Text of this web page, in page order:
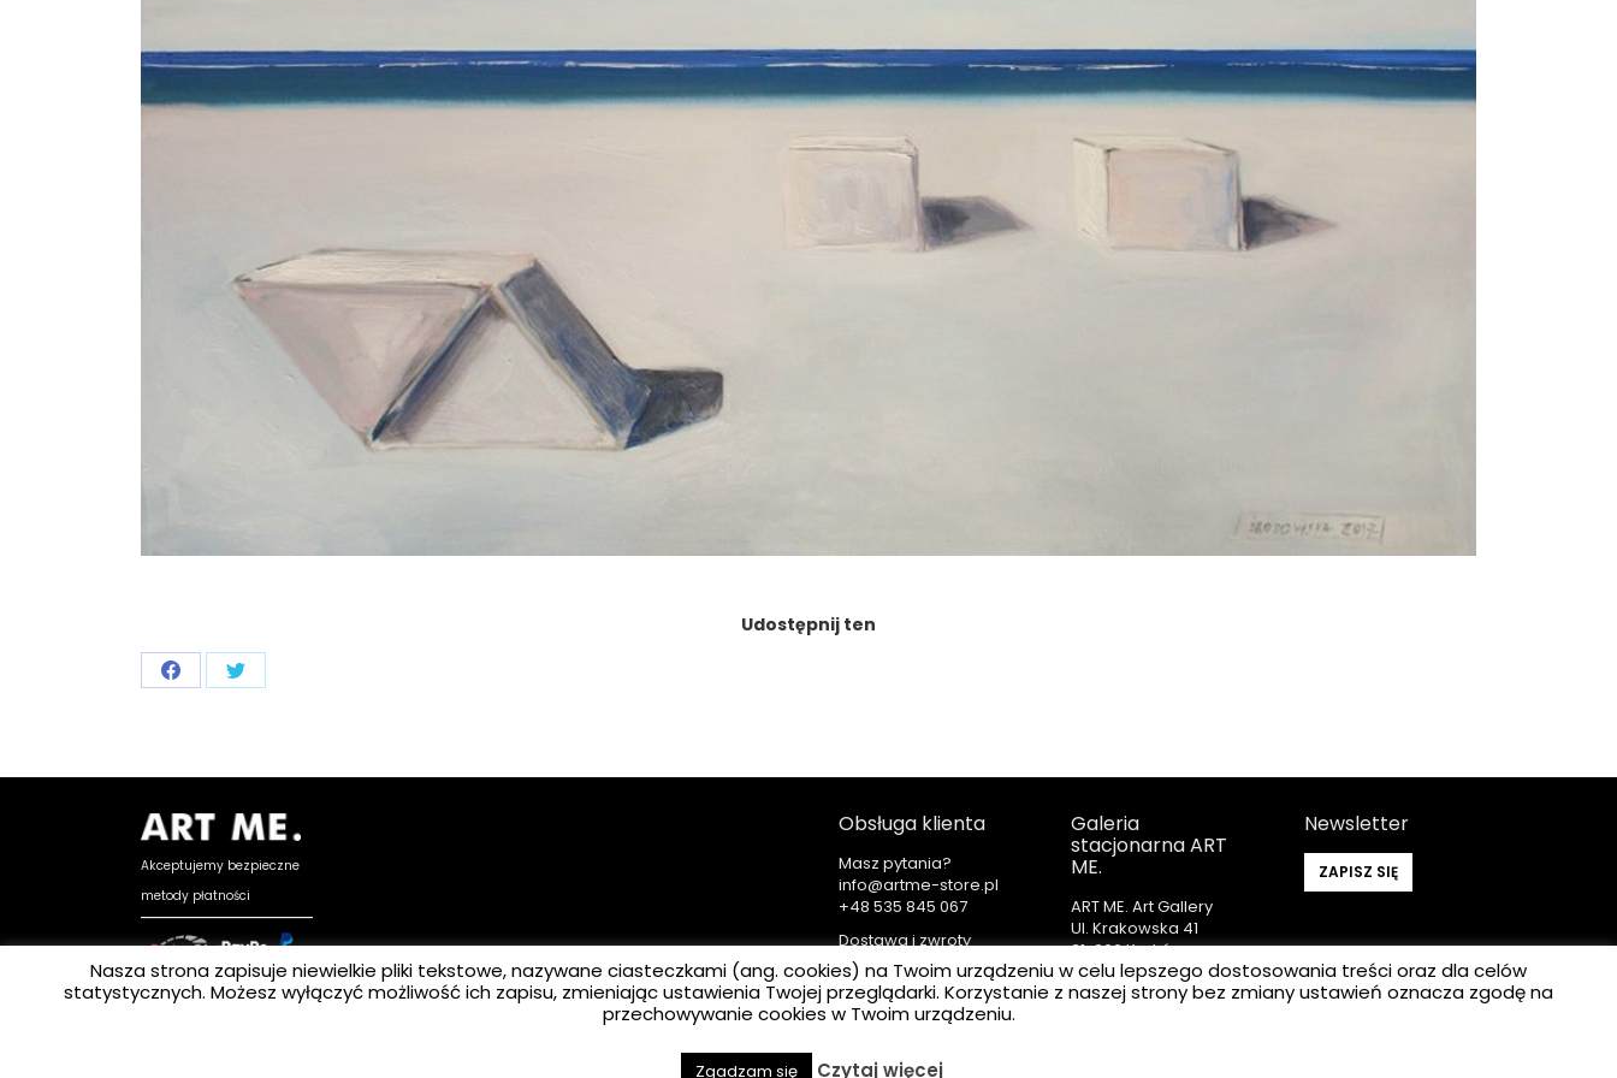
Udostępnij ten
Share Share
Akceptujemy bezpieczne
metody płatności
Copyright © 2025 ART ME.
Obsługa klienta
Masz pytania?
info@artme-store.pl
+48
Dostawa i zwroty
Regulamin
Polityka prywatności
Galeria
stacjonarna ART
ME.
ART ME. Art Gallery
Ul. Krakowska 41
31-066 Kraków
Newsletter
ZAPISZ SIĘ
Nasza strona zapisuje niewielkie pliki tekstowe, nazywane ciasteczkami (ang. cookies) na Twoim urządzeniu w celu lepszego dostosowania treści oraz dla celów
statystycznych. Możesz wyłączyć możliwość ich zapisu, zmieniając ustawienia Twojej przeglądarki. Korzystanie z naszej strony bez zmiany ustawień oznacza zgodę na
przechowywanie cookies w Twoim urządzeniu.
Zgadzam się Czytaj więcej